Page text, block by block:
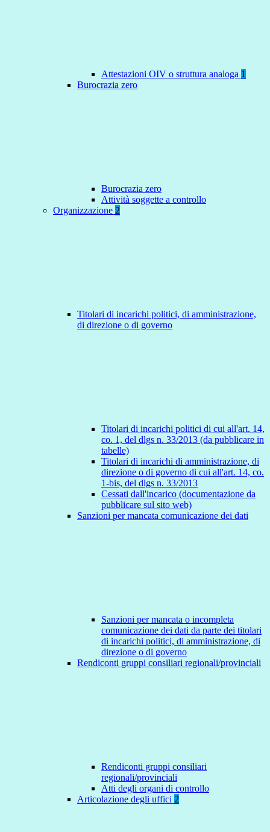
Attestazioni OIV o struttura analoga 1
Burocrazia zero
Burocrazia zero
Attività soggette a controllo
Organizzazione 2
Titolari di incarichi politici, di amministrazione,
di direzione o di governo
Titolari di incarichi politici di cui all'art. 14,
co. 1, del dlgs n. 33/2013 (da pubblicare in
tabelle)
Titolari di incarichi di amministrazione, di
direzione o di governo di cui all'art. 14, co.
1-bis, del dlgs n. 33/2013
Cessati dall'incarico (documentazione da
pubblicare sul sito web)
Sanzioni per mancata comunicazione dei dati
Sanzioni per mancata o incompleta
comunicazione dei dati da parte dei titolari
di incarichi politici, di amministrazione, di
direzione o di governo
Rendiconti gruppi consiliari regionali/provinciali
Rendiconti gruppi consiliari
regionali/provinciali
Atti degli organi di controllo
Articolazione degli uffici 2